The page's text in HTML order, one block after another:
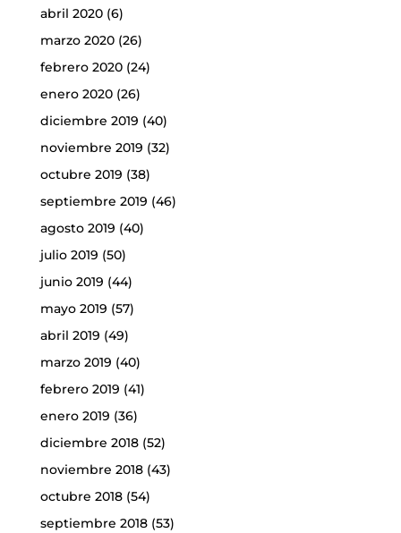
abril 2020(6)
marzo 2020(26)
febrero 2020(24)
enero 2020(26)
diciembre 2019 (40)
noviembre 2019 (32)
octubre 2019 (38)
septiembre 2019 (46)
agosto 2019 (40)
julio 2019 (50)
junio 2019 (44)
mayo 2019 (57)
abril 2019 (49)
marzo 2019 (40)
febrero 2019 (41)
enero 2019 (36)
diciembre 2018(52)
noviembre 2018(43)
octubre 2018(54)
septiembre 2018(53)